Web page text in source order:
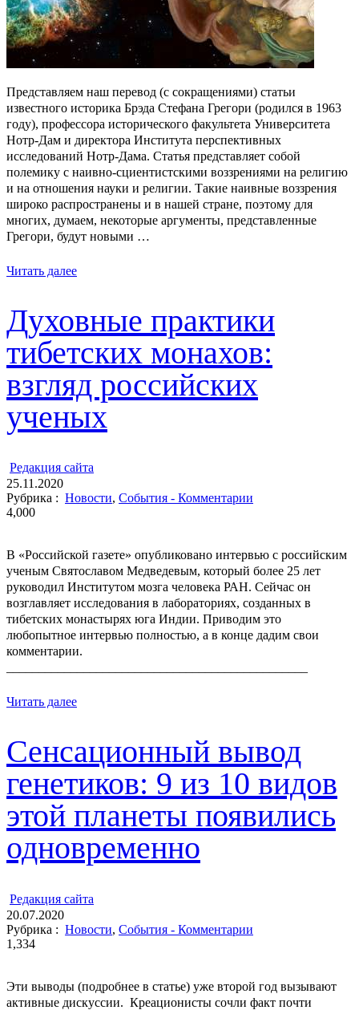
Представляем наш перевод (с сокращениями) статьи
известного историка Брэда Стефана Грегори (родился в 1963
году), профессора исторического факультета Университета
Нотр-Дам и директора Института перспективных
исследований Нотр-Дама. Статья представляет собой
полемику с наивно-сциентистскими воззрениями на религию
и на отношения науки и религии. Такие наивные воззрения
широко распространены и в нашей стране, поэтому для
многих, думаем, некоторые аргументы, представленные
Грегори, будут новыми …
Читать далее
Духовные практики
тибетских монахов:
взгляд российских
ученых
Редакция cайта
25.11.2020
Рубрика : Новости, События - Комментарии
4,000
В «Российской газете» опубликовано интервью с российским
ученым Святославом Медведевым, который более 25 лет
руководил Институтом мозга человека РАН. Сейчас он
возглавляет исследования в лабораториях, созданных в
тибетских монастырях юга Индии. Приводим это
любопытное интервью полностью, а в конце дадим свои
комментарии.
Читать далее
Сенсационный вывод
генетиков: 9 из 10 видов
этой планеты появились
одновременно
Редакция cайта
20.07.2020
Рубрика : Новости, События - Комментарии
1,334
Эти выводы (подробнее в статье) уже второй год вызывают
активные дискуссии. Креационисты сочли факт почти